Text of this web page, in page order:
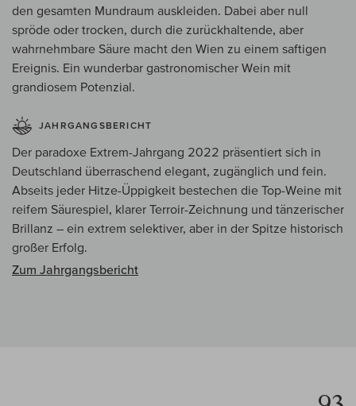
den gesamten Mundraum auskleiden. Dabei aber null
spröde oder trocken, durch die zurückhaltende, aber
wahrnehmbare Säure macht den Wien zu einem saftigen
Ereignis. Ein wunderbar gastronomischer Wein mit
grandiosem Potenzial.
JAHRGANGSBERICHT
Der paradoxe Extrem-Jahrgang 2022 präsentiert sich in
Deutschland überraschend elegant, zugänglich und fein.
Abseits jeder Hitze-Üppigkeit bestechen die Top-Weine mit
reifem Säurespiel, klarer Terroir-Zeichnung und tänzerischer
Brillanz – ein extrem selektiver, aber in der Spitze historisch
großer Erfolg.
Zum Jahrgangsbericht